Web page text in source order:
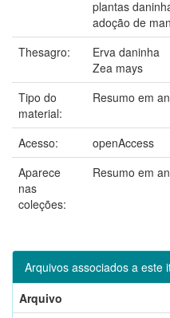
plantas
adoção de
Thesagro:
Erva daninha
Zea mays
Tipo do
material:
Resumo em
Acesso:
openAccess
Aparece
nas
coleções:
Resumo em
Arquivos associados a este
Arquivo